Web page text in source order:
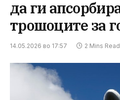
да ги
трошоците за
14.05.2026 во 17:57 2 Mins Read